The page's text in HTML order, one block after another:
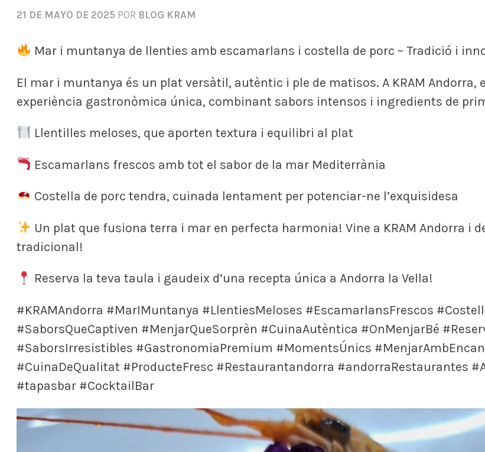
21 DE MAYO DE 2025 POR BLOG KRAM
Mar i muntanya de llenties amb escamarlans i costella de porc – Tradició i
El mar i muntanya és un plat versàtil, autèntic i ple de matisos. A KRAM Andorra,
experiència gastronòmica única, combinant sabors intensos i ingredients de
Llentilles meloses, que aporten textura i equilibri al plat
Escamarlans frescos amb tot el sabor de la mar Mediterrània
Costella de porc tendra, cuinada lentament per potenciar-ne l’exquisidesa
Un plat que fusiona terra i mar en perfecta harmonia! Vine a KRAM Andorra i
tradicional!
Reserva la teva taula i gaudeix d’una recepta única a Andorra la Vella!
#KRAMAndorra #MarIMuntanya #LlentiesMeloses #EscamarlansFrescos
#SaborsQueCaptiven #MenjarQueSorprèn #CuinaAutèntica #OnMenjarBé
#SaborsIrresistibles #GastronomiaPremium #MomentsÚnics
#CuinaDeQualitat #ProducteFresc #Restaurantandorra #andorraRestaurantes
#tapasbar #CocktailBar
R